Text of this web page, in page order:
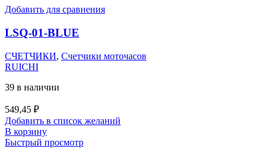
Добавить для сравнения
LSQ-01-BLUE
СЧЕТЧИКИ, Счетчики моточасов
RUICHI
39 в наличии
549,45 ₽
Добавить в список желаний
В корзину
Быстрый просмотр